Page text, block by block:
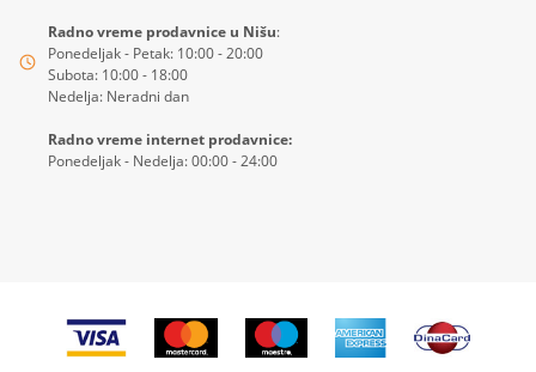
Radno vreme prodavnice u Nišu:
Ponedeljak - Petak: 10:00 - 20:00
Subota: 10:00 - 18:00
Nedelja: Neradni dan
Radno vreme internet prodavnice:
Ponedeljak - Nedelja: 00:00 - 24:00